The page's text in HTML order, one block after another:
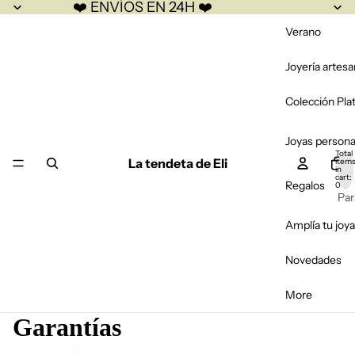
❤️ ENVÍOS EN 24H ❤️
La tendeta de Eli
Verano
Joyería
Colección
Joyas
Regalos
Amplía tu joya
Novedades
More
Total
items
in
cart:
0
Garantías